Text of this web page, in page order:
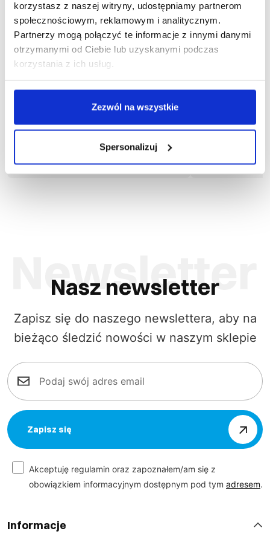
korzystasz z naszej witryny, udostępniamy partnerom
społecznościowym, reklamowym i analitycznym.
Partnerzy mogą połączyć te informacje z innymi danymi
otrzymanymi od Ciebie lub uzyskanymi podczas
korzystania z ich usług.
Zezwól na wszystkie
Spersonalizuj
1-04-550
Bluza CRAFTER
109,59 zł brutto
Nasz newsletter
Zapisz się do naszego newslettera, aby na
bieżąco śledzić nowości w naszym sklepie
Zapisz się
Akceptuję regulamin oraz zapoznałem/am się z
obowiązkiem informacyjnym dostępnym pod tym adresem.
Informacje